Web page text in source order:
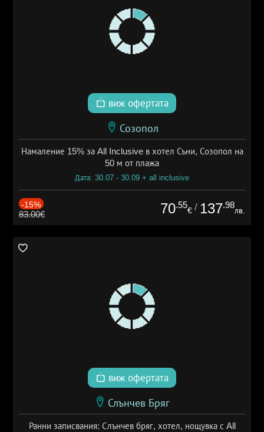
виж офертата
Созопол
Намаление 15% за All Inclusive в хотел Съни, Созопол на
50 м от плажа
Дата: 30.07 - 30.09 + all inclusive
-15%
83.00€ 70.55
€ / 137.98
лв.
виж офертата
Слънчев Бряг
Ранни записвания: Слънчев бряг, хотел, нощувка с All